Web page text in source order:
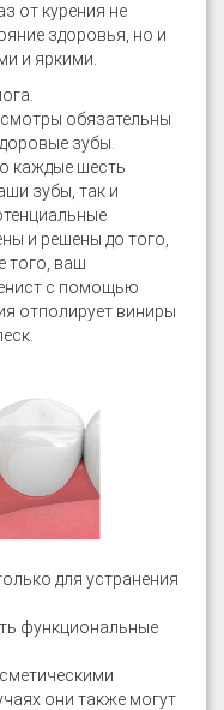
от курения не
здоровья, но и
и яркими.
обязательны
зубы.
каждые шесть
зубы, так и
и решены до того,
того, ваш
с помощью
отполирует виниры
для устранения
функциональные
они также могут